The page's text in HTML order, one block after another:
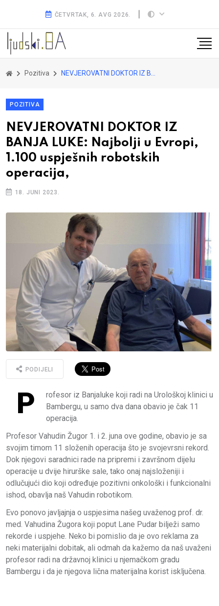
ČETVRTAK, 6. AVG 2026.
Pozitiva NEVJEROVATNI DOKTOR IZ BANJA LUKE: Najbolji u Evropi, 1.100 uspješnih robotskih operacija,
POZITIVA
NEVJEROVATNI DOKTOR IZ
BANJA LUKE: Najbolji u Evropi,
1.100 uspješnih robotskih
operacija,
18. JUNI 2023.
PODIJELI
P
rofesor iz Banjaluke koji radi na Urološkoj klinici u
Bambergu, u samo dva dana obavio je čak 11
operacija.
Profesor Vahudin Žugor 1. i 2. juna ove godine, obavio je sa
svojim timom 11 složenih operacija što je svojevrsni rekord.
Dok njegovi saradnici rade na pripremi i završnom dijelu
operacije u dvije hirurške sale, tako onaj najsloženiji i
odlučujući dio koji određuje pozitivni onkološki i funkcionalni
ishod, obavlja naš Vahudin robotikom.
Evo ponovo javljajnja o uspjesima našeg uvaženog prof. dr.
med. Vahudina Žugora koji poput Lane Pudar bilježi samo
rekorde i uspjehe. Neko bi pomislio da je ovo reklama za
neki materijalni dobitak, ali odmah da kažemo da naš uvaženi
profesor radi na državnoj klinici u njemačkom gradu
Bambergu i da je njegova lična materijalna korist isključena.